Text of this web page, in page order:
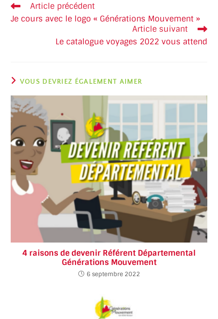
Article précédent
Je cours avec le logo « Générations Mouvement »
Article suivant
Le catalogue voyages 2022 vous attend
VOUS DEVRIEZ ÉGALEMENT AIMER
4 raisons de devenir Référent Départemental
Générations Mouvement
6 septembre 2022